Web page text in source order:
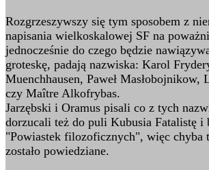
Rozgrzeszywszy się tym sposobem z
napisania wielkoskalowej SF na
jednocześnie do czego będzie
groteskę, padają nazwiska: Karol
Muenchhausen, Paweł
czy Maître Alkofrybas.
Jarzębski i Oramus pisali co z tych
dorzucali też do puli Kubusia Fatalistę i
"Powiastek filozoficznych", więc chyba
zostało powiedziane.